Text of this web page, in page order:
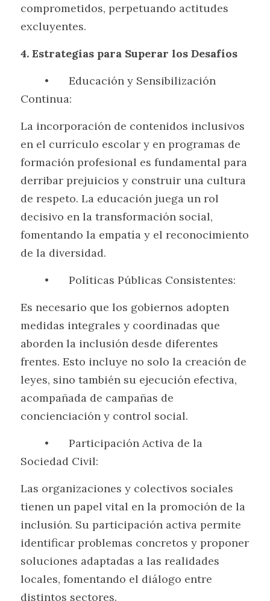
comprometidos, perpetuando actitudes
excluyentes.
4. Estrategias para Superar los Desafíos
Continua:
La incorporación de contenidos inclusivos
en el currículo escolar y en programas de
formación profesional es fundamental para
derribar prejuicios y construir una cultura
de respeto. La educación juega un rol
decisivo en la transformación social,
fomentando la empatía y el reconocimiento
de la diversidad.
	•	Políticas Públicas Consistentes:
Es necesario que los gobiernos adopten
medidas integrales y coordinadas que
aborden la inclusión desde diferentes
frentes. Esto incluye no solo la creación de
leyes, sino también su ejecución efectiva,
acompañada de campañas de
concienciación y control social.
Sociedad Civil:
Las organizaciones y colectivos sociales
tienen un papel vital en la promoción de la
inclusión. Su participación activa permite
identificar problemas concretos y proponer
soluciones adaptadas a las realidades
locales, fomentando el diálogo entre
distintos sectores.